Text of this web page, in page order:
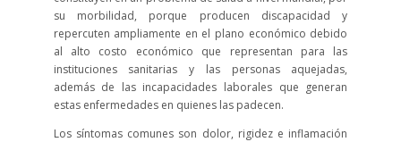
su morbilidad, porque producen discapacidad y
repercuten ampliamente en el plano económico debido
al alto costo económico que representan para las
instituciones sanitarias y las personas aquejadas,
además de las incapacidades laborales que generan
estas enfermedades en quienes las padecen.
Los síntomas comunes son dolor, rigidez e inflamación